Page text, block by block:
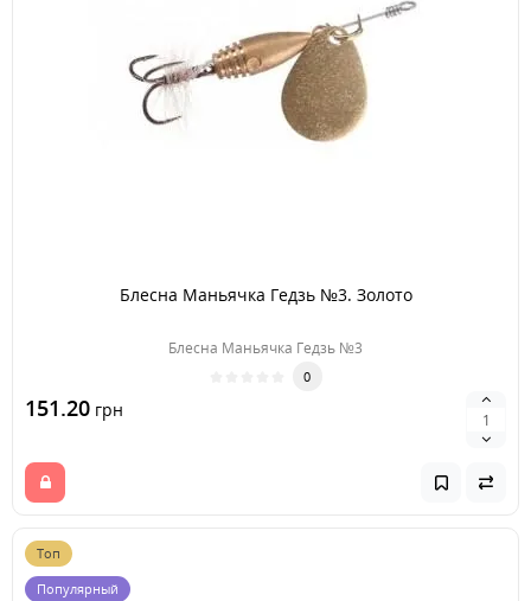
Блесна Маньячка Гедзь №3. Золото
Блесна Маньячка Гедзь №3
0
151.20 грн
Топ
Популярный